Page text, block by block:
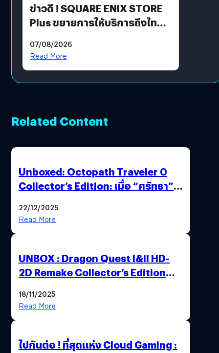
ข่าวดี ! SQUARE ENIX STORE
Plus ขยายการให้บริการถึงไทย
โดยตรง
07/08/2026
Read More
Related Content
Unboxed: Octopath Traveler 0
Collector’s Edition: เมื่อ “ศรัทธา”
เดียว
22/12/2025
Read More
UNBOX : Dragon Quest I&II HD-
2D Remake Collector’s Edition
ที่ควรค่าแก่การสะสม !
18/11/2025
Read More
ไปกันต่อ ! ที่สุดแห่ง Cloud Gaming :